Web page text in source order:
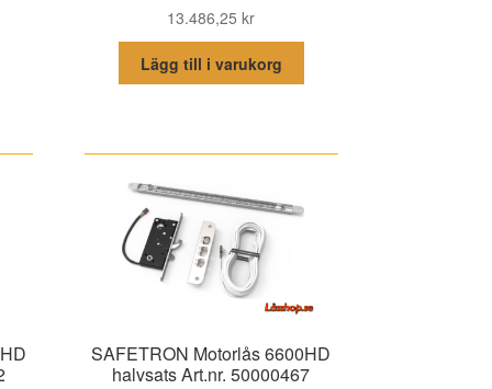
13.486,25kr
Lägg till i varukorg
SAFETRON Motorlås 6600HD
halvsats Art.nr. 50000467